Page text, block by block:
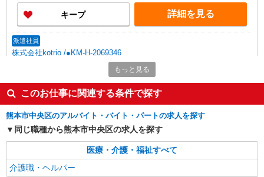
キープ 詳細を見る
派遣社員
株式会社kotrio /●KM-H-2069346
熊本市中央区＊幅広い世代が活動中！サ高住の
サポートSTAFF
時給1450円〜2062円 ＜日払い有/週払い有/交
通費全支給(ガソリン代含む)＞
熊本市中央区≪最寄り駅：水道町≫
キープ 詳細を見る
派遣社員
もっと見る
このお仕事に関連する条件で探す
熊本市中央区のアルバイト・バイト・パートの求人を探す
同じ職種から熊本市中央区の求人を探す
医療・介護・福祉すべて
介護職・ヘルパー